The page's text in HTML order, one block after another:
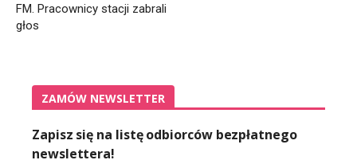
FM. Pracownicy stacji zabrali
głos
ZAMÓW NEWSLETTER
Zapisz się na listę odbiorców bezpłatnego
newslettera!